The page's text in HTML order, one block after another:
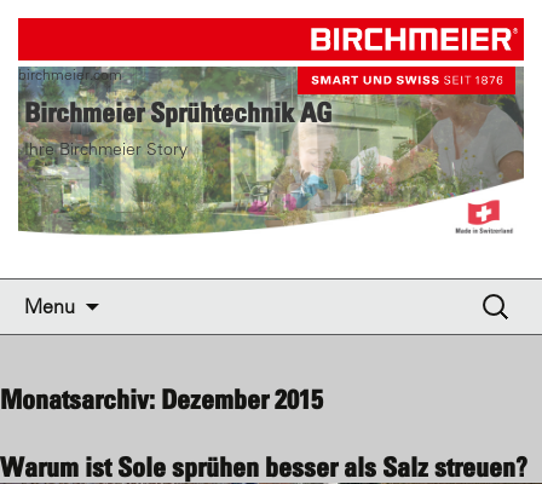
Birchmeier Sprühtechnik AG
Ihre Birchmeier Story
birchmeier.com
Menu
Suche
nach:
Monatsarchiv: Dezember 2015
Warum ist Sole sprühen besser als Salz streuen?